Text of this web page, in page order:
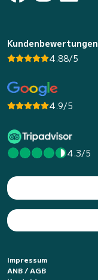
Kundenbewertungen
4.88/5
4.9/5
4.3/5
Impressum
ANB / AGB